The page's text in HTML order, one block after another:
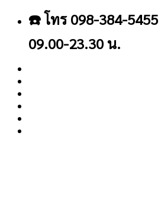
เนื้อหา
☎️ โทร 098-384-
09.00-23.30 น.